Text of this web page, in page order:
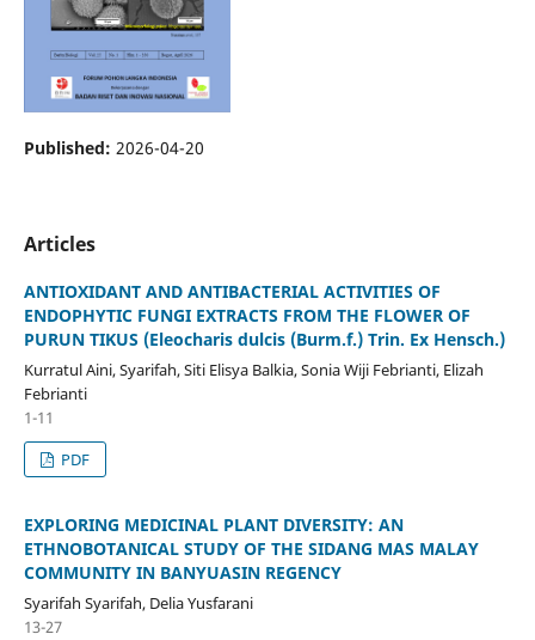
Published: 2026-04-20
Articles
ANTIOXIDANT AND ANTIBACTERIAL ACTIVITIES OF
ENDOPHYTIC FUNGI EXTRACTS FROM THE FLOWER OF
PURUN TIKUS (Eleocharis dulcis (Burm.f.) Trin. Ex Hensch.)
Kurratul Aini, Syarifah, Siti Elisya Balkia, Sonia Wiji Febrianti, Elizah
Febrianti
1-11
PDF
EXPLORING MEDICINAL PLANT DIVERSITY: AN
ETHNOBOTANICAL STUDY OF THE SIDANG MAS MALAY
COMMUNITY IN BANYUASIN REGENCY
Syarifah Syarifah, Delia Yusfarani
13-27